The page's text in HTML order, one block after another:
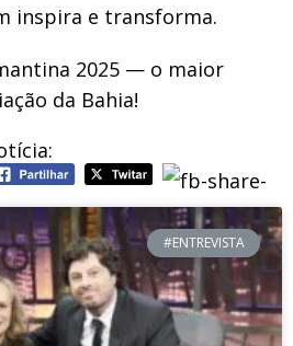
inspira e transforma.
2025 — o maior
da Bahia!
#ENTREVISTA